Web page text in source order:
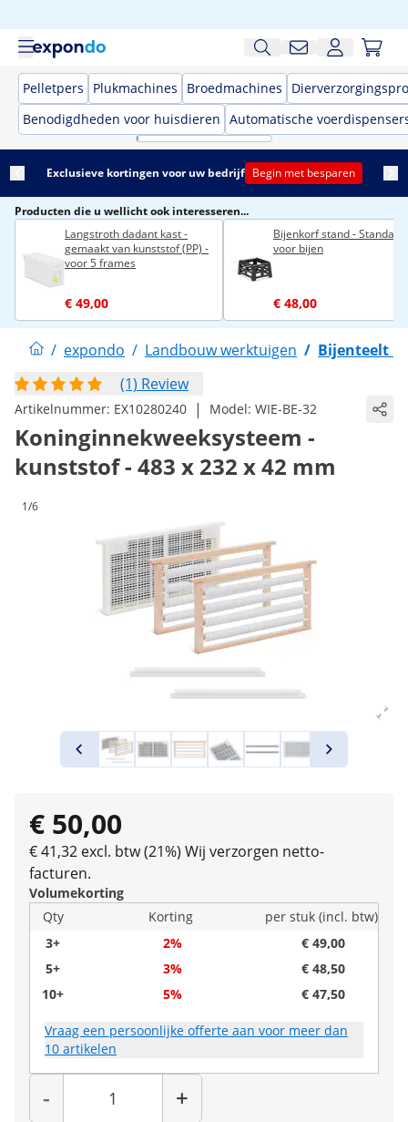
Pelletpers Plukmachines Broedmachines
Benodigdheden voor huisdieren Automatische
Exclusieve kortingen voor uw bedrijf Begin met besparen
Producten die u wellicht ook interesseren...
Langstroth dadant kast -
gemaakt van kunststof (PP) -
voor 5 frames
€ 49,00
Bijenkorf stand -
voor bijen
€ 48,00
/ expondo / Landbouw werktuigen / Bijenteelt
(1) Review
Artikelnummer: EX10280240 | Model: WIE-BE-32
Koninginnekweeksysteem -
kunststof - 483 x 232 x 42 mm
1/6
€ 50,00
€ 41,32 excl. btw (21%) Wij verzorgen netto-
facturen.
Volumekorting
Qty
Korting
per stuk (incl. btw)
3+
2%
€ 49,00
5+
3%
€ 48,50
10+
5% € 47,50
Vraag een persoonlijke offerte aan voor meer dan
10 artikelen
-
Hoeveelheid
+